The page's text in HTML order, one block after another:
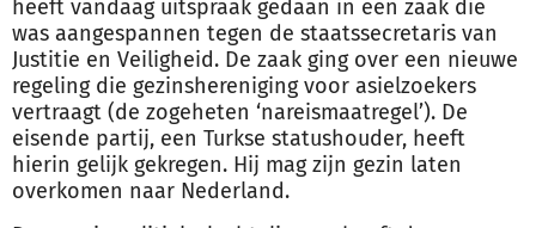
heeft vandaag uitspraak gedaan in een zaak die
was aangespannen tegen de staatssecretaris van
Justitie en Veiligheid. De zaak ging over een nieuwe
regeling die gezinshereniging voor asielzoekers
vertraagt (de zogeheten ‘nareismaatregel’). De
eisende partij, een Turkse statushouder, heeft
hierin gelijk gekregen. Hij mag zijn gezin laten
overkomen naar Nederland.